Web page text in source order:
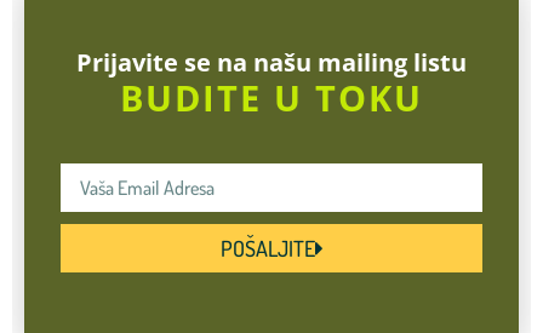
Prijavite se na našu mailing listu
BUDITE U TOKU
POŠALJITE